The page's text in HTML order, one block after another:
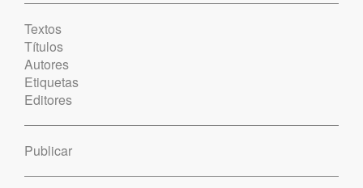
Textos
Títulos
Autores
Etiquetas
Editores
Publicar